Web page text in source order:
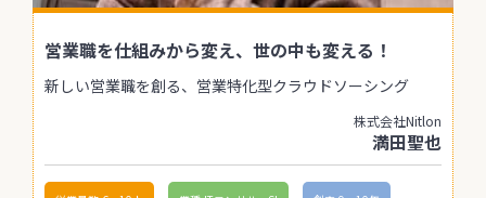
営業職を仕組みから変え、世の中も変える！
新しい営業職を創る、営業特化型クラウドソーシング
株式会社Nitlon
満田聖也